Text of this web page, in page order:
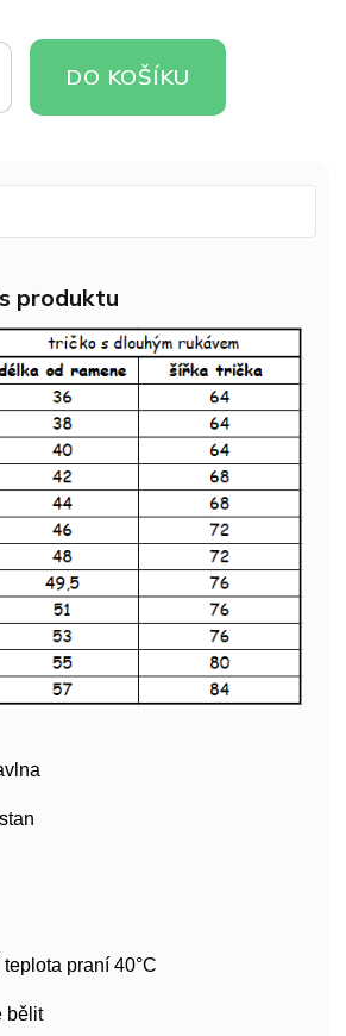
DO KOŠÍKU
produktu
bavlna
praní 40°C
bělit